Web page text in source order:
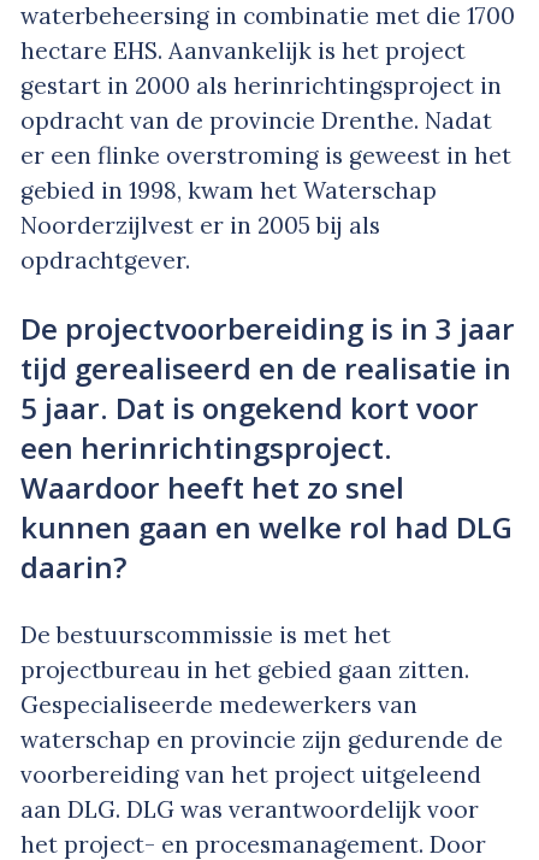
waterbeheersing in combinatie met die 1700
hectare EHS. Aanvankelijk is het project
gestart in 2000 als herinrichtingsproject in
opdracht van de provincie Drenthe. Nadat
er een flinke overstroming is geweest in het
gebied in 1998, kwam het Waterschap
Noorderzijlvest er in 2005 bij als
opdrachtgever.
De projectvoorbereiding is in 3 jaar
tijd gerealiseerd en de realisatie in
5 jaar. Dat is ongekend kort voor
een herinrichtingsproject.
Waardoor heeft het zo snel
kunnen gaan en welke rol had DLG
daarin?
De bestuurscommissie is met het
projectbureau in het gebied gaan zitten.
Gespecialiseerde medewerkers van
waterschap en provincie zijn gedurende de
voorbereiding van het project uitgeleend
aan DLG. DLG was verantwoordelijk voor
het project- en procesmanagement. Door